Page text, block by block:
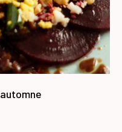
automne